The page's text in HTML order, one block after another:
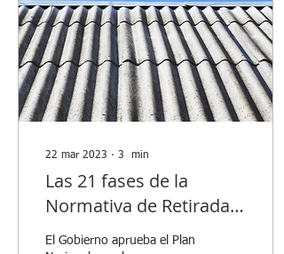
22 mar 2023 ∙ 3 min
Las 21 fases de la
Normativa de Retirada
de Amianto y Uralita en
El Gobierno aprueba el Plan